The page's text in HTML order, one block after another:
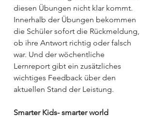
diesen Übungen nicht klar kommt.
Innerhalb der Übungen bekommen
die Schüler sofort die Rückmeldung,
ob ihre Antwort richtig oder falsch
war. Und der wöchentliche
Lernreport gibt ein zusätzliches
wichtiges Feedback über den
aktuellen Stand der Leistung.
Smarter Kids- smarter world